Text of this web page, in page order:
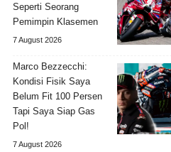
Seperti Seorang
Pemimpin Klasemen
7 August 2026
Marco Bezzecchi:
Kondisi Fisik Saya
Belum Fit 100 Persen
Tapi Saya Siap Gas
Pol!
7 August 2026